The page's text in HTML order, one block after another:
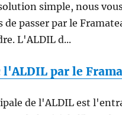
simple, nous
de passer par le
L'ALDIL d...
l'ALDIL par le
de l'ALDIL est